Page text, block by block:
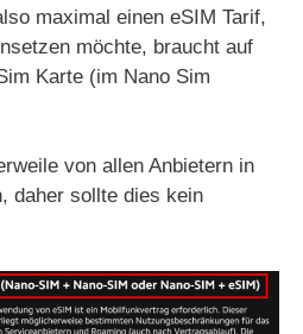
maximal einen eSIM Tarif,
möchte, braucht auf
Karte (im Nano Sim
von allen Anbietern in
daher sollte dies kein